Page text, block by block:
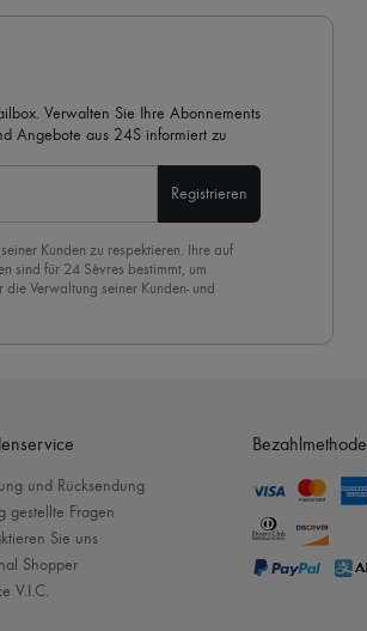
Verwalten Sie Ihre Abonnements
Angebote aus 24S informiert zu
Registrieren
Kunden zu respektieren. Ihre auf
sind für 24 Sèvres bestimmt, um
Verwaltung seiner Kunden- und
am Ende der Seite unserer E-
und Rücksendung
gestellte Fragen
Sie uns
Shopper
V.I.C.
Bezahlmethode